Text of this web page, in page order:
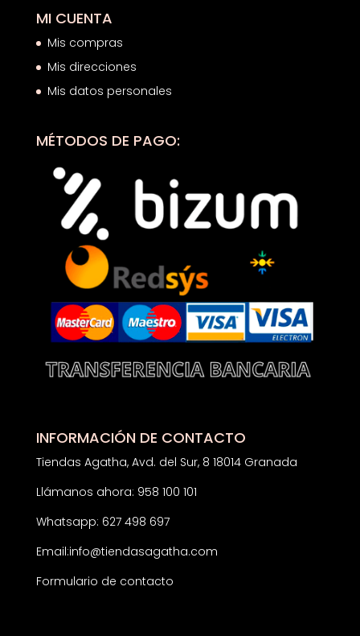
MI CUENTA
Mis compras
Mis direcciones
Mis datos personales
MÉTODOS DE PAGO:
INFORMACIÓN DE CONTACTO
Tiendas Agatha, Avd. del Sur, 8 18014 Granada
Llámanos ahora: 958 100 101
Whatsapp: 627 498 697
Email:info@tiendasagatha.com
Formulario de contacto